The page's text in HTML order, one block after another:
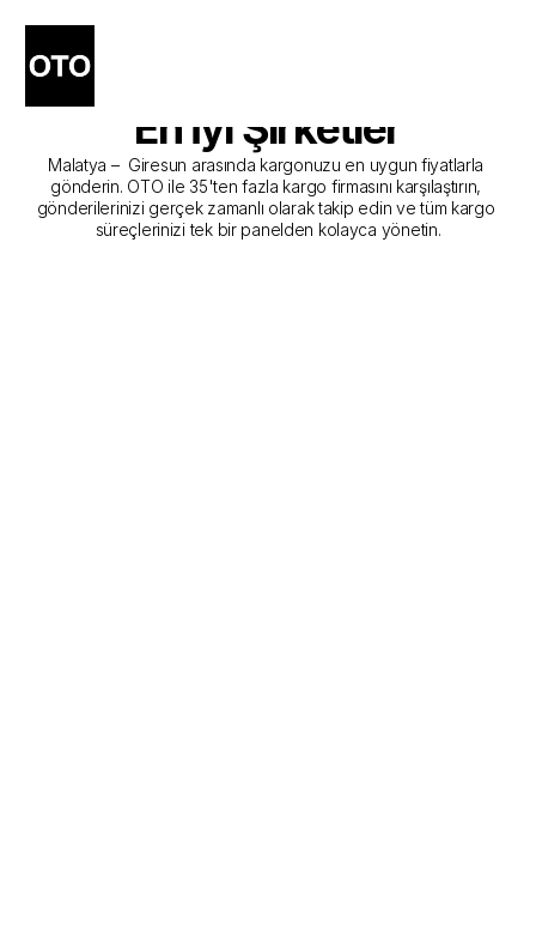
Malatya - Giresun Kargo
Gönderim Hizmeti Sunan
En İyi Şirketler
Malatya –  Giresun arasında kargonuzu en uygun fiyatlarla
gönderin. OTO ile 35'ten fazla kargo firmasını karşılaştırın,
gönderilerinizi gerçek zamanlı olarak takip edin ve tüm kargo
süreçlerinizi tek bir panelden kolayca yönetin.